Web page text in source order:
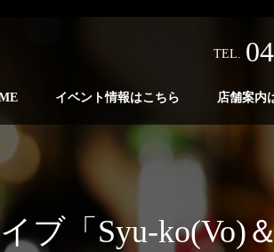
TEL.
イベント情報はこちら 店舗案内
ブ「Syu-ko(Vo)